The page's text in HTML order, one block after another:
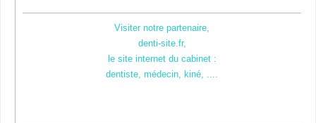
Visiter notre partenaire,
denti-site.fr,
le site internet du cabinet :
dentiste, médecin, kiné, ....